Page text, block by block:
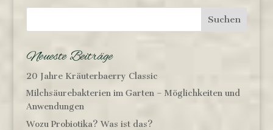
Neueste Beiträge
20 Jahre Kräuterbaerry Classic
Milchsäurebakterien im Garten – Möglichkeiten und
Anwendungen
Wozu Probiotika? Was ist das?